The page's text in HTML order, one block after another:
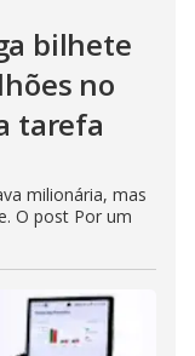
bilhete
no
tarefa
milionária, mas
O post Por um